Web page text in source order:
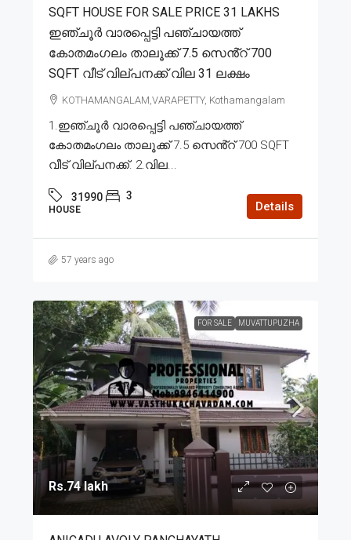
SQFT HOUSE FOR SALE PRICE 31 LAKHS
ഇഞ്ചൂർ വാരപ്പെട്ടി പഞ്ചായത്ത്
കോതമംഗലം താലൂക്ക് 7.5 സെൻ്റ് 700
SQFT വീട് വില്പനക്ക് വില 31 ലക്ഷം
KOTHAMANGALAM,VARAPETTY, Kothamangalam
1.ഇഞ്ചൂർ വാരപ്പെട്ടി പഞ്ചായത്ത്
കോതമംഗലം താലൂക്ക് 7.5 സെൻ്റ് 700 SQFT
വീട് വില്പനക്ക്. 2.വില...
31990 3
HOUSE Details
57 years ago
FOR SALE MUVATTUPUZHA
Rs.74 lakh